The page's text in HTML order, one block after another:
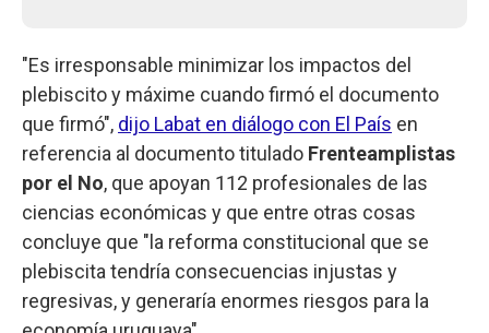
"Es irresponsable minimizar los impactos del
plebiscito y máxime cuando firmó el documento
que firmó", dijo Labat en diálogo con El País en
referencia al documento titulado Frenteamplistas
por el No, que apoyan 112 profesionales de las
ciencias económicas y que entre otras cosas
concluye que "la reforma constitucional que se
plebiscita tendría consecuencias injustas y
regresivas, y generaría enormes riesgos para la